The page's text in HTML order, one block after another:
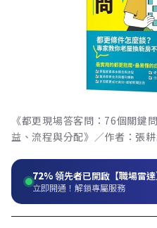
《都更現場答客問：76個關鍵
益、流程與分配》／作者：張
72%領先者已開啟【職場雷達
立即開通！解鎖專屬服務